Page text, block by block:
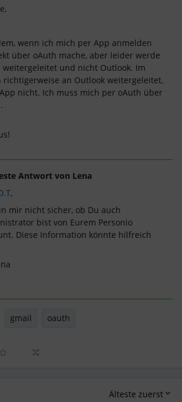
wenn ich mich per App anmelden
über oAuth mache, aber leider werde
weitergeleitet und nicht Outlook. Im
richtigerweise an Outlook weitergeleitet,
nicht. Ich muss mich per oAuth über
Antwort von Lena
,
mir nicht sicher, ob Du auch
bist von Eurem Personio
Diese Information könnte hilfreich
gmail oauth
Älteste zuerst